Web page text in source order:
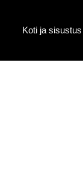
Koti ja sisustus